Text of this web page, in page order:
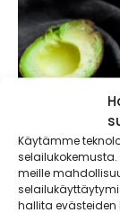
Käytämme
meille
hallita evästeiden